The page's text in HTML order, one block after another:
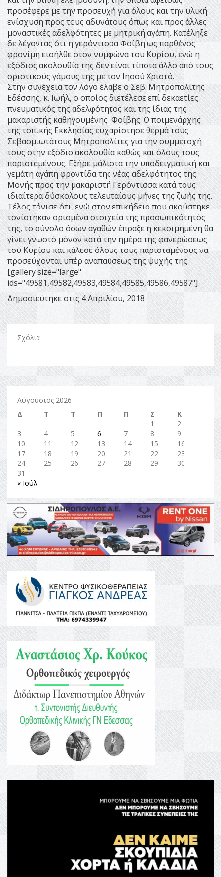
προσέφερε με την προσευχή για όλους και την υλική
ενίσχυση προς τους αδυνάτους όπως και προς άλλες
μοναστικές αδελφότητες με μητρική αγάπη. Κατέληξε
δε λέγοντας ότι η γερόντισσα Φοίβη ως παρθένος
φρονίμη εισήλθε στον νυμφώνα του Κυρίου, ενώ η
εξόδιος ακολουθία της δεν είναι τίποτα άλλο από τους
οριστικούς γάμους της με τον Ιησού Χριστό.
Στην συνέχεια τον λόγο έλαβε ο Σεβ. Μητροπολίτης
Εδέσσης, κ. Ιωήλ, ο οποίος διετέλεσε επί δεκαετίες
πνευματικός της αδελφότητος και της ίδιας της
μακαριστής καθηγουμένης Φοίβης. Ο ποιμενάρχης
της τοπικής Εκκλησίας ευχαρίστησε θερμά τους
Σεβασμιωτάτους Μητροπολίτες για την συμμετοχή
τους στην εξόδιο ακολουθία καθώς και όλους τους
παρισταμένους. Εξήρε μάλιστα την υποδειγματική και
γεμάτη αγάπη φροντίδα της νέας αδελφότητος της
Μονής προς την μακαριστή Γερόντισσα κατά τους
ιδιαίτερα δύσκολους τελευταίους μήνες της ζωής της.
Τέλος τόνισε ότι, ενώ στον επικήδειο που ακούστηκε
τονίστηκαν ορισμένα στοιχεία της προσωπικότητός
της, το σύνολο όσων αγαθών έπραξε η κεκοιμημένη θα
γίνει γνωστό μόνον κατά την ημέρα της φανερώσεως
του Κυρίου και κάλεσε όλους τους παρισταμένους να
προσεύχονται υπέρ αναπαύσεως της ψυχής της.
[gallery size="large"
ids="49581,49582,49583,49584,49585,49586,49587"]
Δημοσιεύτηκε στις 4 Απριλίου, 2018
Σχόλια
Αύγουστος 2026
Δ
Τ Τ Π Π Σ
Κ
1
2
3
4 5 6 7 8
9
10
11 12 13 14 15
16
17
18 19 20 21 22
23
24
25 26 27 28 29
30
31
« Ιούλ